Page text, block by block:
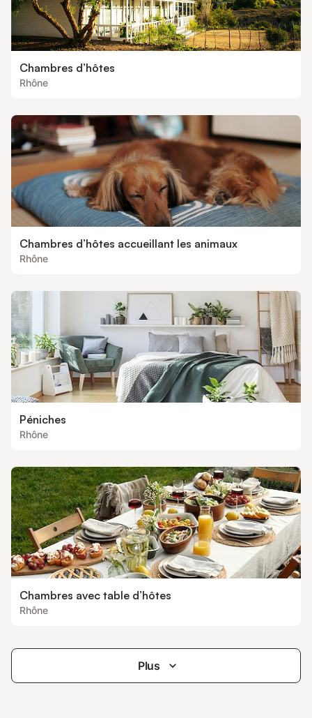
Chambres d’hôtes
Rhône
Chambres d’hôtes accueillant les animaux
Rhône
Péniches
Rhône
Chambres avec table d’hôtes
Rhône
Plus